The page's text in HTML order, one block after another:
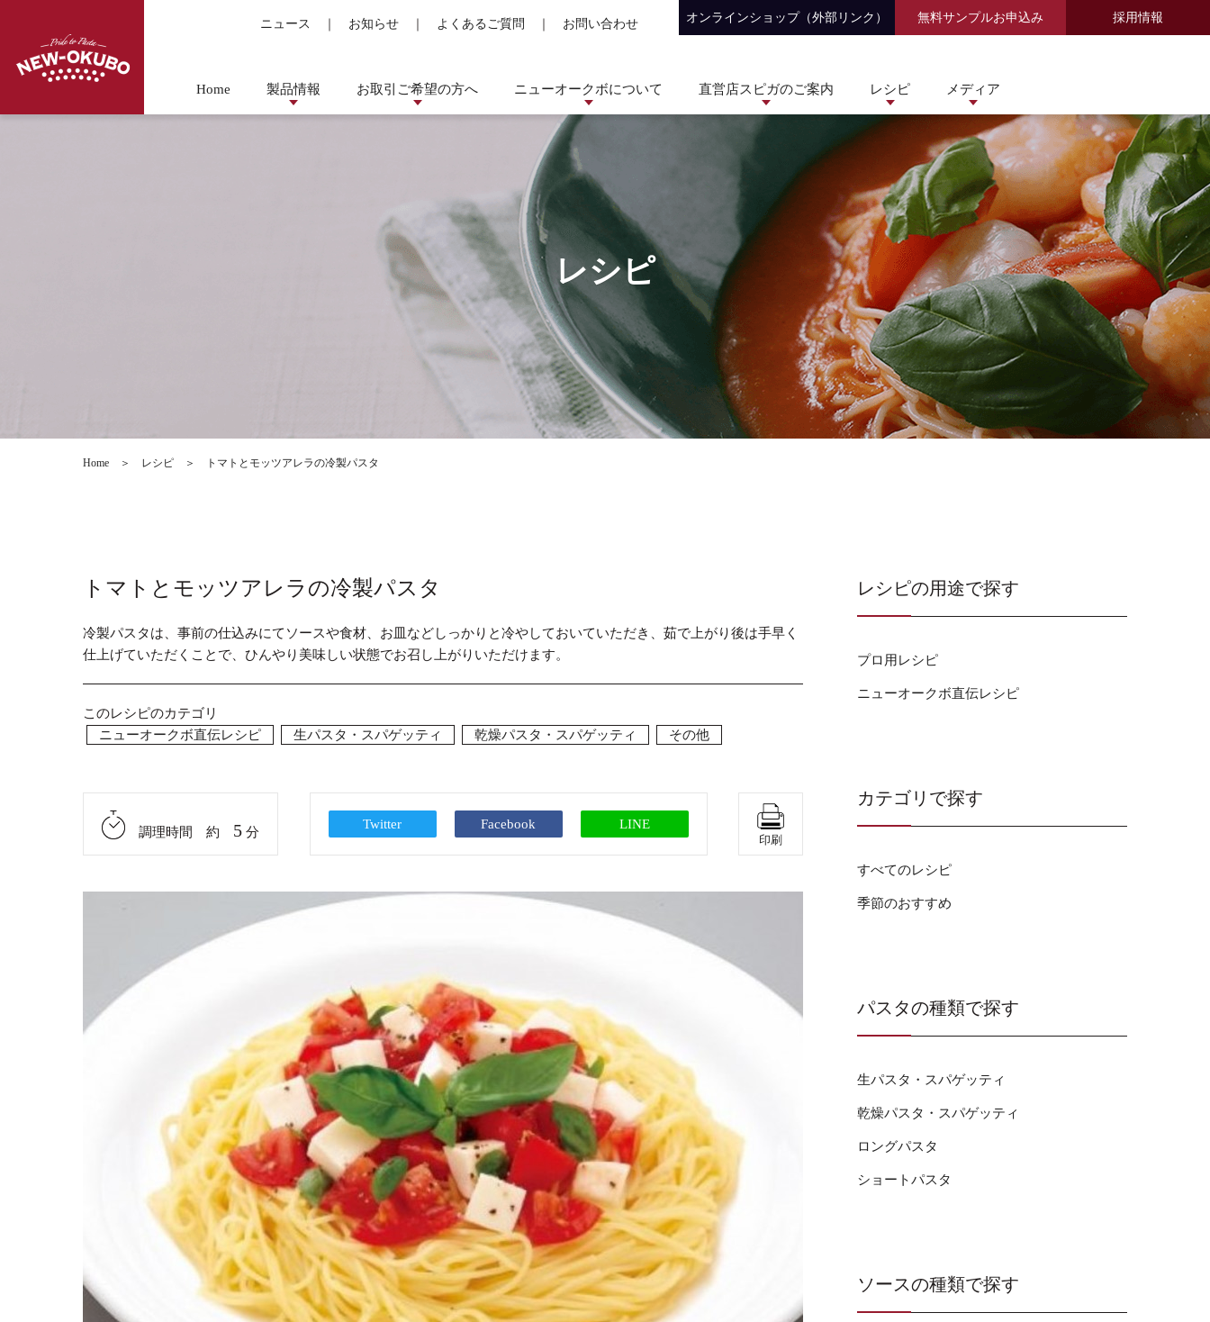
ニュース お知らせ よくあるご質問 お問い合わせ オンラインショップ（外部リンク） 無料サンプルお申込み 採用情報
Home 製品情報 お取引ご希望の方へ ニューオークボについて 直営店スピガのご案内 レシピ メディア
レシピ
Home ＞ レシピ ＞ トマトとモッツアレラの冷製パスタ
トマトとモッツアレラの冷製パスタ
冷製パスタは、事前の仕込みにてソースや食材、お皿などしっかりと冷やしておいていただき、茹で上がり後は手早く
仕上げていただくことで、ひんやり美味しい状態でお召し上がりいただけます。
このレシピのカテゴリ
ニューオークボ直伝レシピ
生パスタ・スパゲッティ 乾燥パスタ・スパゲッティ その他
調理時間 約 5 分
Twitter Facebook LINE
印刷
レシピの用途で探す
プロ用レシピ
ニューオークボ直伝レシピ
カテゴリで探す
すべてのレシピ
季節のおすすめ
パスタの種類で探す
生パスタ・スパゲッティ
乾燥パスタ・スパゲッティ
ロングパスタ
ショートパスタ
ソースの種類で探す